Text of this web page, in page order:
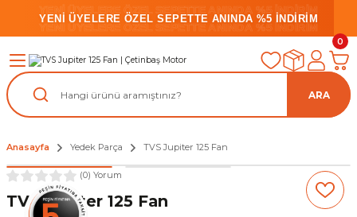
YENİ ÜYELERE ÖZEL SEPETTE ANINDA %5 İNDİRİM
YENİ ÜYELERE ÖZEL SEPETTE ANINDA %5 İNDİRİM
YENİ ÜYELERE ÖZEL SEPETTE ANINDA %5 İNDİRİM
ARA
0
Anasayfa Yedek Parça TVS Jupiter 125 Fan
(0) Yorum
TVS Jupiter 125 Fan